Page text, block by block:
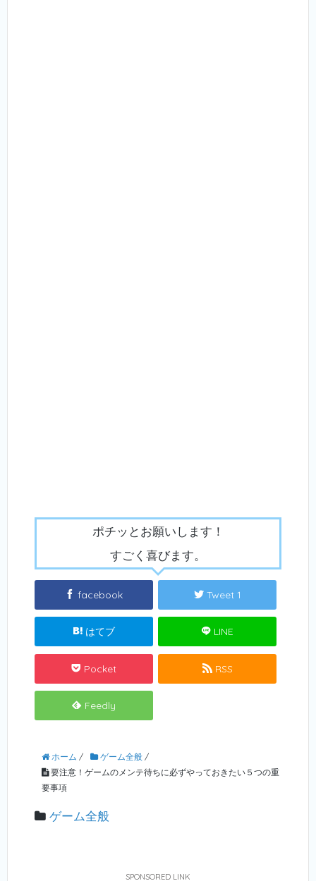
ポチッとお願いします！
すごく喜びます。
facebook Tweet 1
はてブ LINE
Pocket RSS
Feedly
ホーム / ゲーム全般 /
要注意！ゲームのメンテ待ちに必ずやっておきたい５つの重
要事項
ゲーム全般
SPONSORED LINK